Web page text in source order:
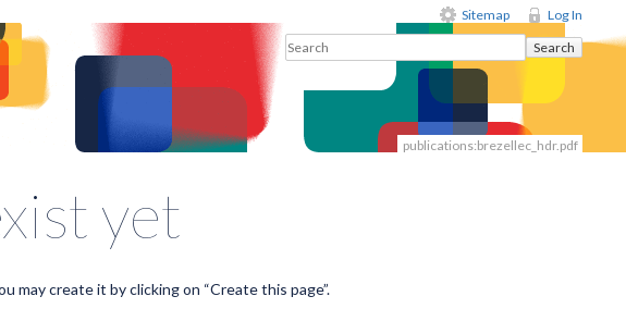
Sitemap Log In
Search
publications:brezellec_hdr.pdf
yet
may create it by clicking on “Create this page”.